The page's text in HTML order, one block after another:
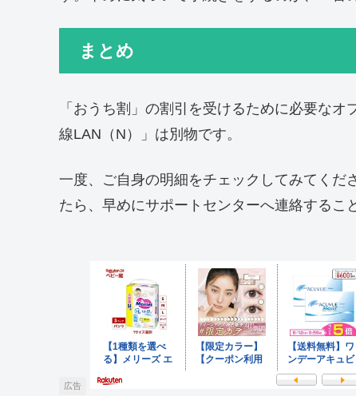
まとめ
「おうち割」の割引を受けるために必要な
線LAN（N）」は別物です。
一度、ご自身の明細をチェックしてみてくだ
たら、早めにサポートセンターへ連絡するこ
広告